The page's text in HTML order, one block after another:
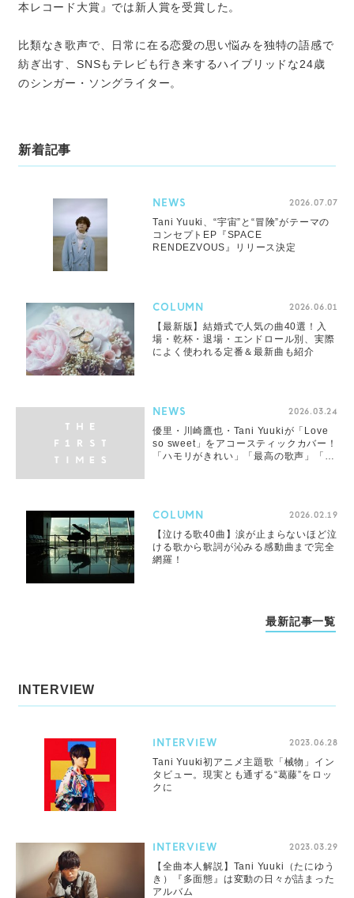
本レコード大賞』では新人賞を受賞した。
比類なき歌声で、日常に在る恋愛の思い悩みを独特の語感で
紡ぎ出す、SNSもテレビも行き来するハイブリッドな24歳
のシンガー・ソングライター。
新着記事
NEWS 2026.07.07
Tani Yuuki、“宇宙”と“冒険”がテーマの
コンセプトEP『SPACE
RENDEZVOUS』リリース決定
COLUMN 2026.06.01
【最新版】結婚式で人気の曲40選！入
場・乾杯・退場・エンドロール別、実際
によく使われる定番＆最新曲も紹介
NEWS 2026.03.24
優里・川崎鷹也・Tani Yuukiが「Love
so sweet」をアコースティックカバー！
「ハモリがきれい」「最高の歌声」「松
COLUMN 2026.02.19
【泣ける歌40曲】涙が止まらないほど泣
ける歌から歌詞が沁みる感動曲まで完全
網羅！
最新記事一覧
INTERVIEW
INTERVIEW 2023.06.28
Tani Yuuki初アニメ主題歌「械物」イン
タビュー。現実とも通ずる“葛藤”をロッ
クに
INTERVIEW 2023.03.29
【全曲本人解説】Tani Yuuki（たにゆう
き）『多面態』は変動の日々が詰まった
アルバム